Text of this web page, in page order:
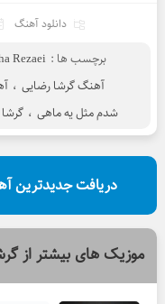
دانلود آهنگ
برچسب ها : Rezaei
آهنگ گرشا رضایی ،
شدم مثل یه ماهی ،
دریافت جدیدترین
موزیک های بیشتر از